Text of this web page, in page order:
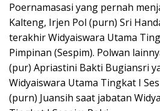
Poernamasasi yang pernah
Kalteng, Irjen Pol (purn) Sri
terakhir Widyaiswara Utama
Pimpinan (Sespim). Polwan
(pur) Apriastini Bakti Bugiansri
Widyaiswara Utama Tingkat I
(purn) Juansih saat jabatan